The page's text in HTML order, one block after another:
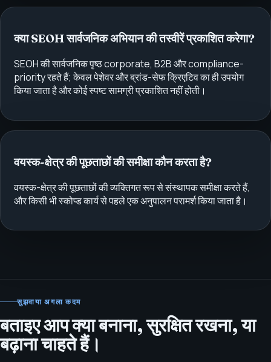
क्या SEOH सार्वजनिक अभियान की तस्वीरें प्रकाशित करेगा?
SEOH की सार्वजनिक पृष्ठ corporate, B2B और compliance-
priority रहते हैं; केवल पेशेवर और ब्रांड-सेफ क्रिएटिव का ही उपयोग
किया जाता है और कोई स्पष्ट सामग्री प्रकाशित नहीं होती।
वयस्क-क्षेत्र की पूछताछों की समीक्षा कौन करता है?
वयस्क-क्षेत्र की पूछताछों की व्यक्तिगत रूप से संस्थापक समीक्षा करते हैं,
और किसी भी स्कोप्ड कार्य से पहले एक अनुपालन परामर्श किया जाता है।
सुझवाया अगला कदम
बताइए आप क्या बनाना, सुरक्षित रखना, या
बढ़ाना चाहते हैं।